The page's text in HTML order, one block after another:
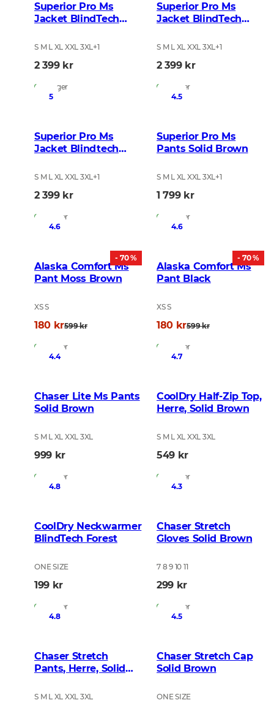
Superior Pro Ms
Jacket BlindTech
S M L XL XXL 3XL+1
2 399 kr
På lager
Superior Pro Ms
Jacket BlindTech
S M L XL XXL 3XL+1
2 399 kr
På lager
5
Superior Pro Ms
Jacket Blindtech
S M L XL XXL 3XL+1
2 399 kr
På lager
4.5
Superior Pro Ms
Pants Solid Brown
S M L XL XXL 3XL+1
1 799 kr
På lager
- 70 %
4.6
Alaska Comfort Ms
Pant Moss Brown
XS S
180 kr599 kr
På lager
- 70 %
4.6
Alaska Comfort Ms
Pant Black
XS S
180 kr599 kr
På lager
4.4
Chaser Lite Ms Pants
Solid Brown
S M L XL XXL 3XL
999 kr
På lager
4.7
CoolDry Half-Zip Top,
Herre, Solid Brown
S M L XL XXL 3XL
549 kr
På lager
4.8
CoolDry Neckwarmer
BlindTech Forest
ONE SIZE
199 kr
På lager
4.3
Chaser Stretch
Gloves Solid Brown
7 8 9 10 11
299 kr
På lager
4.8
Chaser Stretch
Pants, Herre, Solid
S M L XL XXL 3XL
4.5
Chaser Stretch Cap
Solid Brown
ONE SIZE